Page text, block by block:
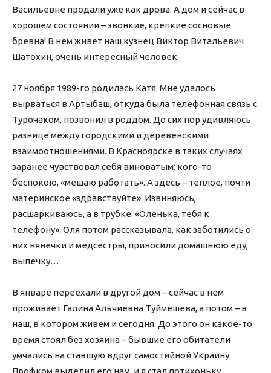
Васильевне продали уже как дрова. А дом и сейчас в
хорошем состоянии – звонкие, крепкие сосновые
бревна! В нем живет наш кузнец Виктор Витальевич
Шатохин, очень интересный человек.
27 ноября 1989-го родилась Катя. Мне удалось
вырваться в Артыбаш, откуда была телефонная связь с
Турочаком, позвонил в роддом. До сих пор удивляюсь
разнице между городскими и деревенскими
взаимоотношениями. В Красноярске в таких случаях
заранее чувствовал себя виноватым: кого-то
беспокою, «мешаю работать». А здесь – теплое, почти
материнское «здравствуйте». Извиняюсь,
расшаркиваюсь, а в трубке: «Оленька, тебя к
телефону». Оля потом рассказывала, как заботились о
них нянечки и медсестры, приносили домашнюю еду,
выпечку…
В январе переехали в другой дом – сейчас в нем
проживает Галина Альчиевна Туймешева, а потом – в
наш, в котором живем и сегодня. До этого он какое-то
время стоял без хозяина – бывшие его обитатели
умчались на ставшую вдруг самостийной Украину.